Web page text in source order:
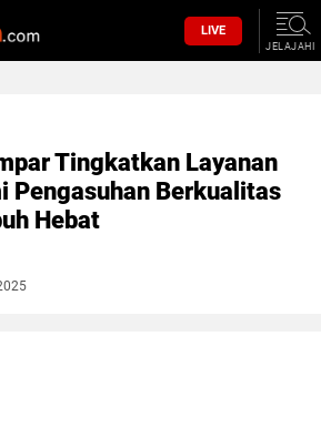
LIVE
JELAJAHI
Tingkatkan Layanan
Pengasuhan Berkualitas
Hebat